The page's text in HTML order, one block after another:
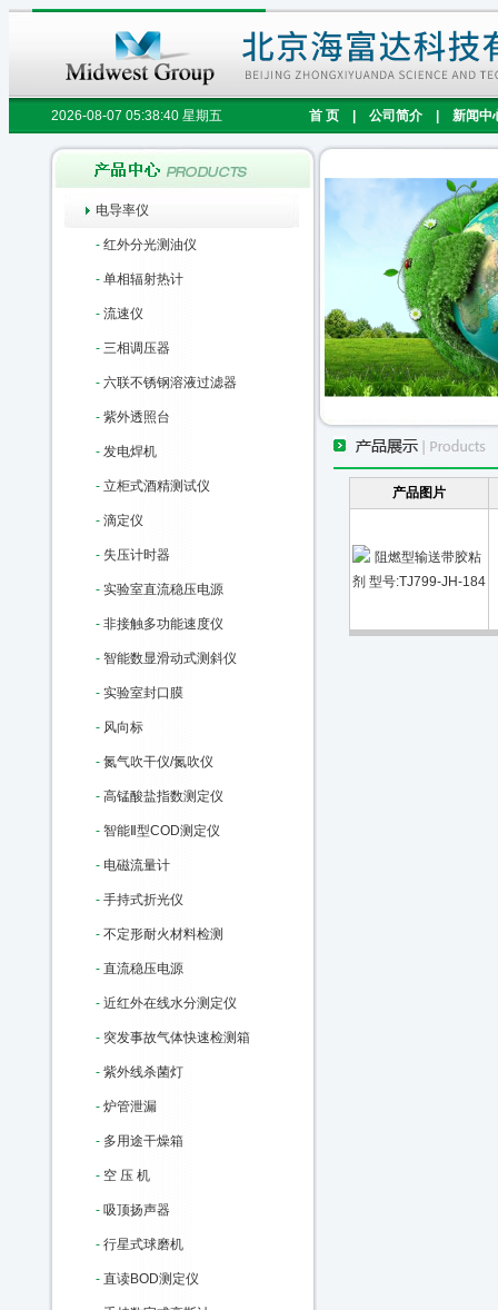
2026-08-07 05:38:41 星期五 首 页 公司简介 新闻中
电导率仪
- 红外分光测油仪
- 单相辐射热计
- 流速仪
- 三相调压器
- 六联不锈钢溶液过滤器
- 紫外透照台
- 发电焊机
- 立柜式酒精测试仪
- 滴定仪
- 失压计时器
- 实验室直流稳压电源
- 非接触多功能速度仪
- 智能数显滑动式测斜仪
- 实验室封口膜
- 风向标
- 氮气吹干仪/氮吹仪
- 高锰酸盐指数测定仪
- 智能Ⅱ型COD测定仪
- 电磁流量计
- 手持式折光仪
- 不定形耐火材料检测
- 直流稳压电源
- 近红外在线水分测定仪
- 突发事故气体快速检测箱
- 紫外线杀菌灯
- 炉管泄漏
- 多用途干燥箱
- 空 压 机
- 吸顶扬声器
- 行星式球磨机
- 直读BOD测定仪
产品图片